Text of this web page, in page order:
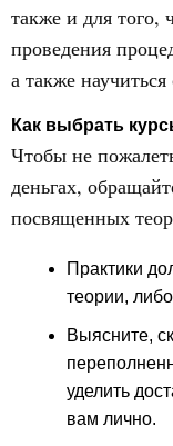
также и для того,
проведения
а также
Как выбрать
Чтобы не
деньгах,
посвященных
Практики
теории,
Выясните,
уделить
вам лично.